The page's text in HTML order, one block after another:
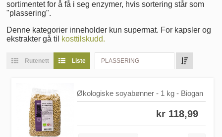
sortimentet for å få i seg enzymer, hvis sortering står som
"plassering".
Denne kategorier inneholder kun supermat. For kapsler og
ekstrakter gå til
kosttilskudd.
Rutenett Liste PLASSERING
Økologiske soyabønner - 1 kg - Biogan
kr 118,99